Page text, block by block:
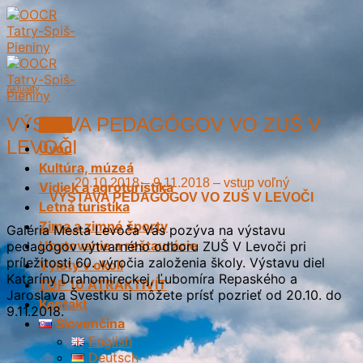
Skip
to
content
Úvod
Kultúra, múzeá
Vidiek a agroturistika
Letná turistika
Zima a zimné športy
Ubytovanie a reštaurácie
Výlety v okolí
TOP 10 ATRAKTIVÍT
Kontakt
Slovenčina
English
Deutsch
Aktuality
VÝSTAVA PEDAGÓGOV VO ZUŠ V
LEVOČI
20.10.2018 – 9.11.2018 – vstup voľný
VÝSTAVA PEDAGÓGOV VO ZUŠ V LEVOČI
Galéria Mesta Levoča Vás pozýva na výstavu
pedagógov výtvarného odboru ZUŠ V Levoči pri
príležitosti 60. výročia založenia školy. Výstavu diel
Kataríny Drahomireckej, Ľubomíra Repaského a
Jaroslava Švestku si môžete prísť pozrieť od 20.10. do
9.11.2018.